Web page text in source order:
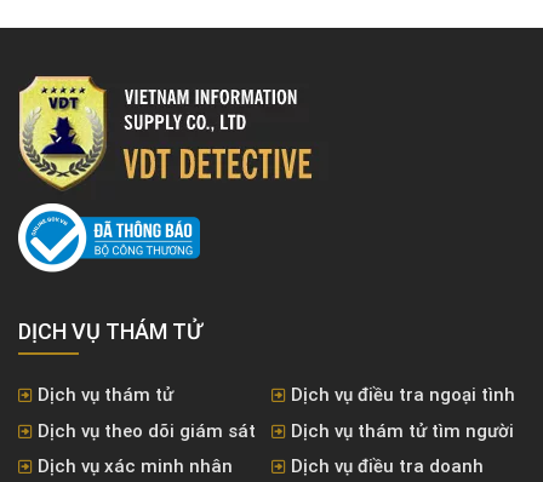
DỊCH VỤ THÁM TỬ
Dịch vụ thám tử
Dịch vụ điều tra ngoại tình
Dịch vụ theo dõi giám sát
Dịch vụ thám tử tìm người
Dịch vụ xác minh nhân
Dịch vụ điều tra doanh